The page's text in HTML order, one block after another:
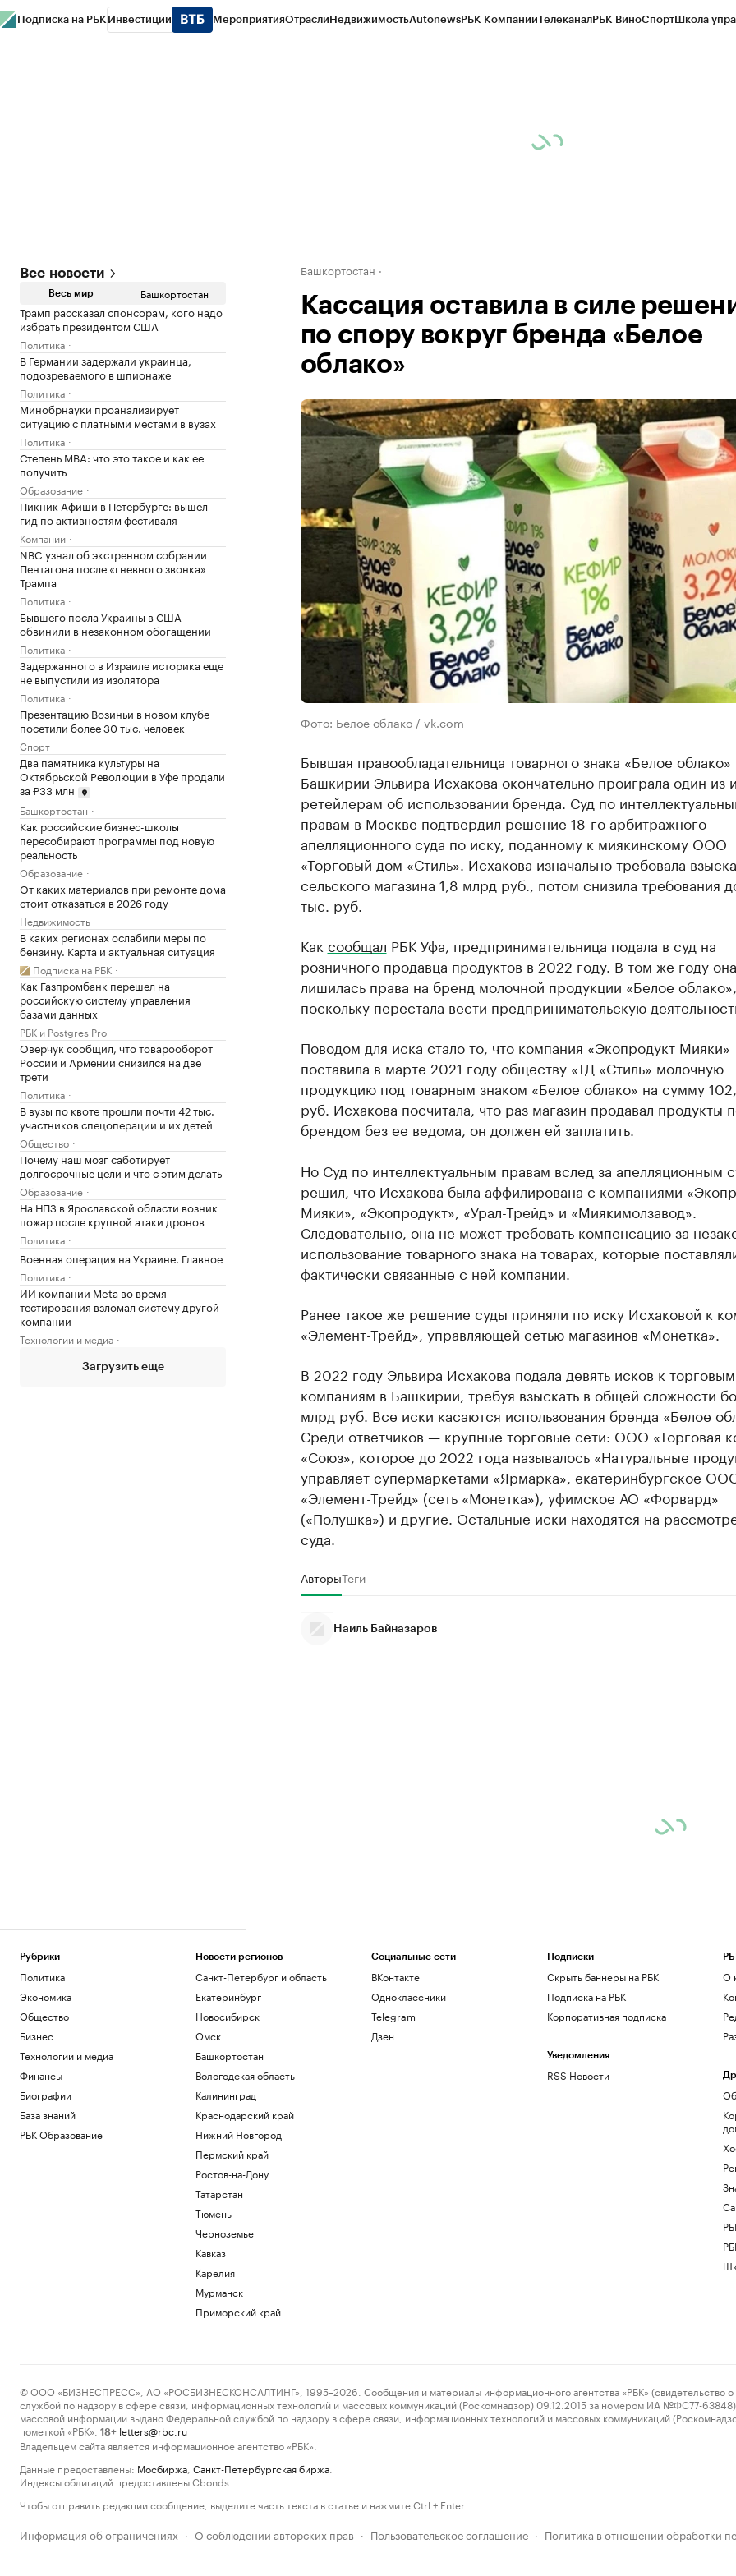
Подписка на РБК Инвестиции МероприятияОтраслиНедвижимостьAutonewsРБК КомпанииТелеканалРБК ВиноСпортШкола
Все новости
Весь мир Башкортостан
Трамп рассказал спонсорам, кого надо
избрать президентом США
Политика
В Германии задержали украинца,
подозреваемого в шпионаже
Политика
Минобрнауки проанализирует
ситуацию с платными местами в вузах
Политика
Степень MBA: что это такое и как ее
получить
Образование
Пикник Афиши в Петербурге: вышел
гид по активностям фестиваля
Компании
NBC узнал об экстренном собрании
Пентагона после «гневного звонка»
Трампа
Политика
Бывшего посла Украины в США
обвинили в незаконном обогащении
Политика
Задержанного в Израиле историка еще
не выпустили из изолятора
Политика
Презентацию Возиньи в новом клубе
посетили более 30 тыс. человек
Спорт
Два памятника культуры на
Октябрьской Революции в Уфе продали
за ₽33 млн
Башкортостан
Как российские бизнес-школы
пересобирают программы под новую
реальность
Образование
От каких материалов при ремонте дома
стоит отказаться в 2026 году
Недвижимость
В каких регионах ослабили меры по
бензину. Карта и актуальная ситуация
Подписка на РБК
Как Газпромбанк перешел на
российскую систему управления
базами данных
РБК и Postgres Pro
Оверчук сообщил, что товарооборот
России и Армении снизился на две
трети
Политика
В вузы по квоте прошли почти 42 тыс.
участников спецоперации и их детей
Общество
Почему наш мозг саботирует
долгосрочные цели и что с этим делать
Образование
На НПЗ в Ярославской области возник
пожар после крупной атаки дронов
Политика
Военная операция на Украине. Главное
Политика
ИИ компании Meta во время
тестирования взломал систему другой
компании
Технологии и медиа
Загрузить еще
Башкортостан
Кассация оставила в силе
по спору вокруг бренда «Белое
облако»
Фото: Белое облако / vk.com
Бывшая правообладательница товарного знака «Белое облако»
Башкирии Эльвира Исхакова окончательно проиграла один из
ретейлерам об использовании бренда. Суд по
правам в Москве подтвердил решение 18-го арбитражного
апелляционного суда по иску, поданному к миякинскому ООО
«Торговый дом «Стиль». Исхакова изначально требовала
сельского магазина 1,8 млрд руб., потом снизила требования
тыс. руб.
Как сообщал РБК Уфа, предпринимательница подала в суд на
розничного продавца продуктов в 2022 году. В том же году она
лишилась права на бренд молочной продукции «Белое облако»,
поскольку перестала вести предпринимательскую
Поводом для иска стало то, что компания «Экопродукт Мияки»
поставила в марте 2021 году обществу «ТД «Стиль» молочную
продукцию под товарным знаком «Белое облако» на сумму
руб. Исхакова посчитала, что раз магазин продавал продукты
брендом без ее ведома, он должен ей заплатить.
Но Суд по интеллектуальным правам вслед за апелляционным
решил, что Исхакова была аффилирована с компаниями
Мияки», «Экопродукт», «Урал-Трейд» и «Миякимолзавод».
Следовательно, она не может требовать компенсацию за
использование товарного знака на товарах, которые
фактически связанные с ней компании.
Ранее такое же решение суды приняли по иску Исхаковой к
«Элемент-Трейд», управляющей сетью магазинов «Монетка».
В 2022 году Эльвира Исхакова подала девять исков к торговым
компаниям в Башкирии, требуя взыскать в общей сложности
млрд руб. Все иски касаются использования бренда «Белое
Среди ответчиков — крупные торговые сети: ООО «Торговая
«Союз», которое до 2022 года называлось «Натуральные
управляет супермаркетами «Ярмарка», екатеринбургское
«Элемент-Трейд» (сеть «Монетка»), уфимское АО «Форвард»
(«Полушка») и другие. Остальные иски находятся на
суда.
АвторыТеги
Наиль Байназаров
Рубрики
Политика
Экономика
Общество
Бизнес
Технологии и медиа
Финансы
Биографии
База знаний
РБК Образование
Новости регионов
Санкт-Петербург и область
Екатеринбург
Новосибирск
Омск
Башкортостан
Вологодская область
Калининград
Краснодарский край
Нижний Новгород
Пермский край
Ростов-на-Дону
Татарстан
Тюмень
Черноземье
Кавказ
Карелия
Мурманск
Приморский край
Социальные сети
ВКонтакте
Одноклассники
Telegram
Дзен
Подписки
Скрыть баннеры на РБК
Подписка на РБК
Корпоративная подписка
Уведомления
RSS Новости
О
© ООО «БИЗНЕСПРЕСС», АО «РОСБИЗНЕСКОНСАЛТИНГ», 1995–2026. Сообщения и материалы информационного агентства «РБК» (свидетельство о
службой по надзору в сфере связи, информационных технологий и массовых коммуникаций (Роскомнадзор) 09.12.2015 за номером ИА №ФС77-63848)
массовой информации выдано Федеральной службой по надзору в сфере связи, информационных технологий и массовых коммуникаций
пометкой «РБК».
18+ letters@rbc.ru
Владельцем сайта является информационное агентство «РБК».
Данные предоставлены: Мосбиржа Санкт-Петербургская биржа
Индексы облигаций предоставлены Cbonds.
Чтобы отправить редакции сообщение, выделите часть текста в статье и нажмите Ctrl + Enter
Информация об ограничениях · О соблюдении авторских прав · Пользовательское соглашение · Политика в отношении обработки